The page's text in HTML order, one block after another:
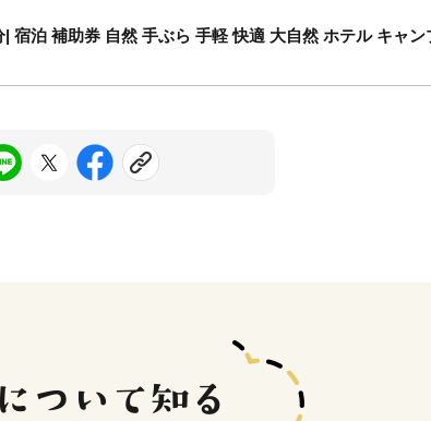
泊 補助券 自然 手ぶら 手軽 快適 大自然 ホテル キャン